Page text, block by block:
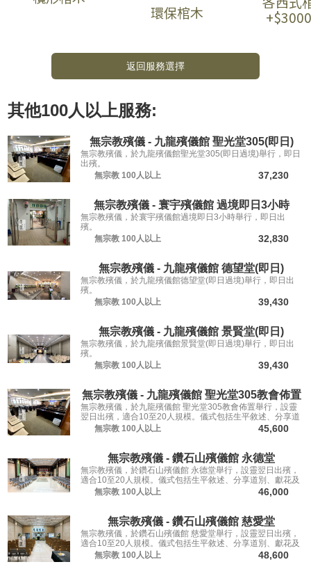
環保棺木
返回服務選擇
其他100人以上服務:
無宗教殯儀 - 九龍殯儀館 聖光堂305(即日)
無宗教殯儀，於九龍殯儀館聖光堂305(即日過境)舉行，即日
出殯。
無宗教 100人以上 37,230
無宗教殯儀 - 寰宇殯儀館 過境即日3小時
無宗教殯儀，於寰宇殯儀館過境即日3小時舉行，即日出
殯。
無宗教 100人以上 32,830
無宗教殯儀 - 九龍殯儀館 德望堂(即日)
無宗教殯儀，於九龍殯儀館德望堂(即日過境)舉行，即日出
殯。
無宗教 100人以上 39,430
無宗教殯儀 - 九龍殯儀館 景賢堂(即日)
無宗教殯儀，於九龍殯儀館景賢堂(即日過境)舉行，即日出
殯。
無宗教 100人以上 39,430
無宗教殯儀 - 九龍殯儀館 聖光堂305教會佈置
無宗教殯儀，於九龍殯儀館 聖光堂305教會佈置舉行，設靈
翌日出殯，適合10至20人規模。儀式包括生平敘述、分享道
別、獻花及瞻仰遺容，讓親友從容道別。
無宗教 100人以上 45,600
無宗教殯儀 - 鑽石山殯儀館 永德堂
無宗教殯儀，於鑽石山殯儀館 永德堂舉行，設靈翌日出殯，
適合10至20人規模。儀式包括生平敘述、分享道別、獻花及
瞻仰遺容，讓親友從容道別。
無宗教 100人以上 46,000
無宗教殯儀 - 鑽石山殯儀館 慈愛堂
無宗教殯儀，於鑽石山殯儀館 慈愛堂舉行，設靈翌日出殯，
適合10至20人規模。儀式包括生平敘述、分享道別、獻花及
瞻仰遺容，讓親友從容道別。
無宗教 100人以上 48,600